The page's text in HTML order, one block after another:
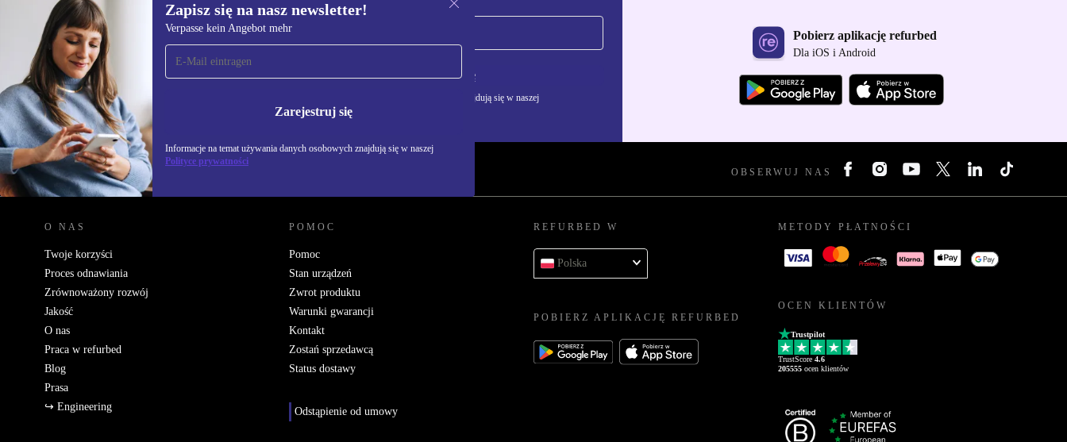
Zapisz się na nasz newsletter!
Verpasse kein Angebot mehr
Zarejestruj się
Informacje na temat używania danych osobowych znajdują się w naszej
Polityce prywatności
Zapisz się na nasz
newsletter!
Nie przegap żadnej oferty.
Zarejestruj się
Informacje na temat używania danych osobowych znajdują się w naszej
Polityce prywatności
Pobierz aplikację refurbed
Dla iOS i Android
REFURBED POLSKA - RETHINK NEW. OBSERWUJ NAS
O NAS
Twoje korzyści
Proces odnawiania
Zrównoważony rozwój
Jakość
O nas
Praca w refurbed
Blog
Prasa
↪ Engineering
POMOC
Pomoc
Stan urządzeń
Zwrot produktu
Warunki gwarancji
Kontakt
Zostań sprzedawcą
Status dostawy
Odstąpienie od umowy
REFURBED W
Polska
POBIERZ APLIKACJĘ REFURBED
METODY PŁATNOŚCI
OCEN KLIENTÓW
Trustpilot
TrustScore 4.6
205555 ocen klientów